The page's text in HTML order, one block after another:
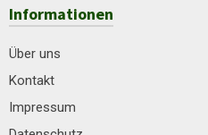
Informationen
Über uns
Kontakt
Impressum